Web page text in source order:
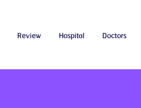
Review Hospital Doctors